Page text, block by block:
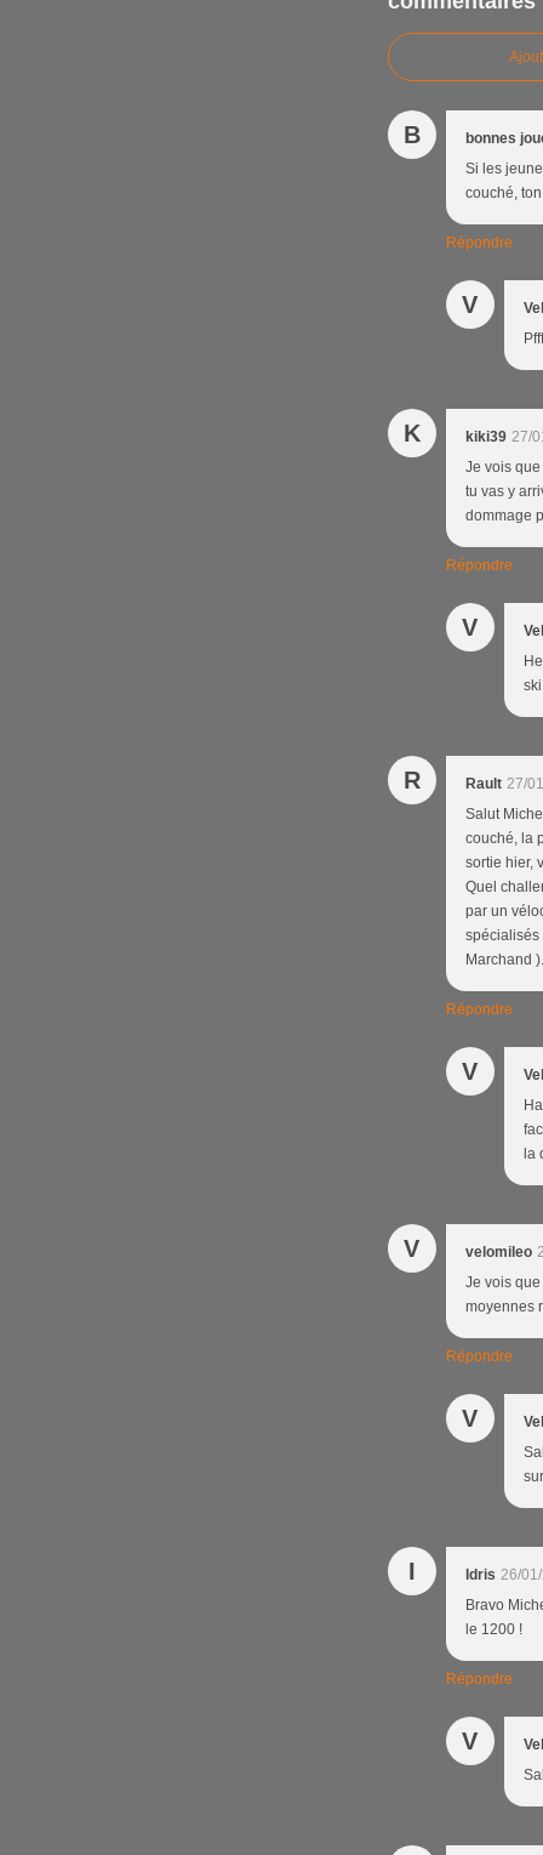
B
bonnes
Si les
couché,
Répondre
V
K kiki39 27/
Je vois
tu vas y
dommage
Répondre
V
R Rault 27/
Salut
couché, la
sortie hier,
Quel
par un
spécialisés
Marchand ).
Répondre
V
la
V velomileo
Je vois
moyennes
Répondre
V
I Idris 26/
Bravo
le 1200 !
Répondre
V